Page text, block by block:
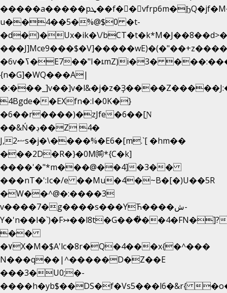
�����a�����pܜ��f��vfrp6m�ϦQ�jf�M����J:�x��-?
u��4��5�%@$0 �t-
�d�)�Ux�ik�\/
���J]Mce9���$�V]�����wE)�(�"��+z���
�6v�ߖ�E7��"I�ȶmZ)i�3� ���:���,
{n�G]�WQ���A|
4Bgde��EXfn�:I�0K�}
�6��r����)�zJfe�6��[Ɲ
��&Ń�ڊ��Z 4�
J,ޟ2s�j�\����%�E6�[m.`[ �hm��
���2D�R�}�0M㉀*{C�k]
����'�"*m���@��4]�3��
���nT�':Ic�/e ��Mu�4�~B�[�)U��5R
�W��^@�:����3
v����7�g����s���YЋ����ش-
Y�'n��l�`)�F↣��l8t�G���͑��4�FN�]?
��
�۷X�M�$A'lc�8r�Q�4���x{�^���
N���q��|^�����D�Z��E
���3�U0;�-
����h�yb$��DS�f�Vs5���l6�&r{